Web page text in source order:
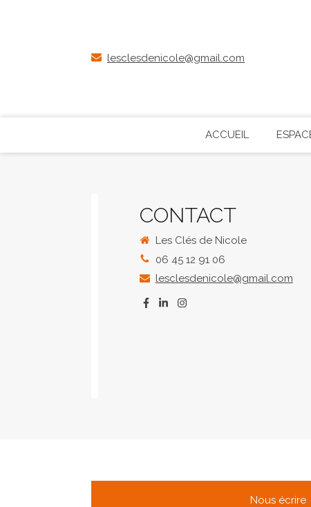
lesclesdenicole@gmail.com
ACCUEIL
CONTACT
Les Clés de Nicole
06 45 12 91 06
lesclesdenicole@gmail.com
Nous écrire